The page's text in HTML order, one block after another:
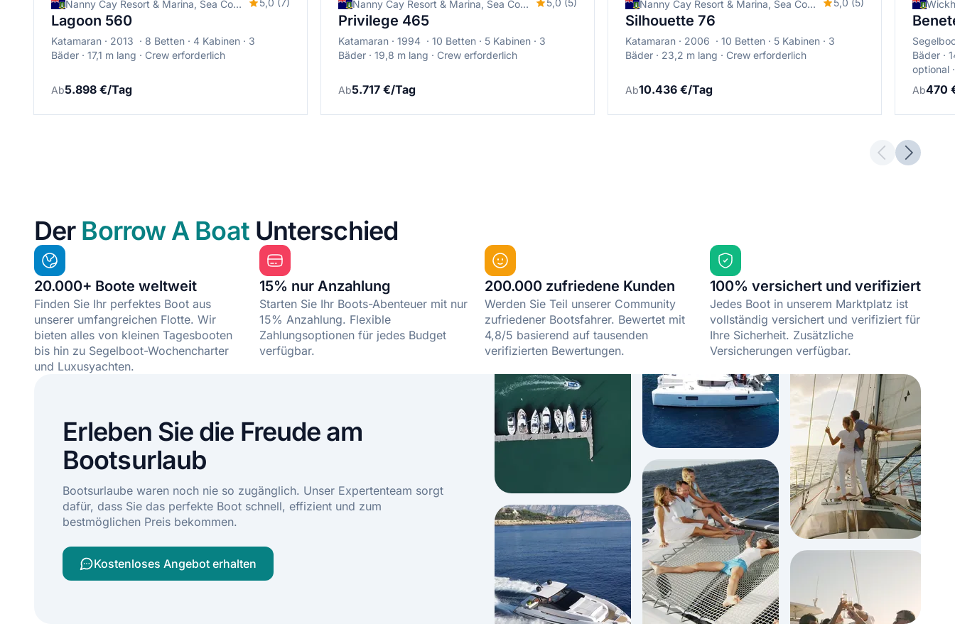
Nanny Cay Resort & Marina, Sea Cows Bay, Britische Jungferninseln 5,0 (7)
Lagoon 560
Katamaran 2013 8 Betten 4 Kabinen
3
Bäder
17,1 m lang Crew erforderlich
Ab5.898 €/Tag
Nanny Cay Resort & Marina, Sea Cows Bay, Britische Jungferninseln 5,0 (5)
Privilege 465
Katamaran 1994 10 Betten 5 Kabinen
3
Bäder
19,8 m lang Crew erforderlich
Ab5.717 €/Tag
Nanny Cay Resort & Marina, Sea Cows Bay, Britische Jungferninseln 5,0 (5)
Silhouette 76
Katamaran 2006 10 Betten 5 Kabinen
3
Bäder
23,2 m lang Crew erforderlich
Ab10.436 €/Tag
Bäder
optional
Ab470
Der Borrow A BoatUnterschied
20.000+ Boote weltweit
Finden Sie Ihr perfektes Boot aus
unserer umfangreichen Flotte. Wir
bieten alles von kleinen Tagesbooten
bis hin zu Segelboot-Wochencharter
und Luxusyachten.
15% nur Anzahlung
Starten Sie Ihr Boots-Abenteuer mit nur
15% Anzahlung. Flexible
Zahlungsoptionen für jedes Budget
verfügbar.
200.000 zufriedene Kunden
Werden Sie Teil unserer Community
zufriedener Bootsfahrer. Bewertet mit
4,8/5 basierend auf tausenden
verifizierten Bewertungen.
100% versichert und verifiziert
Jedes Boot in unserem Marktplatz ist
vollständig versichert und verifiziert für
Ihre Sicherheit. Zusätzliche
Versicherungen verfügbar.
Erleben Sie die Freude am
Bootsurlaub
Bootsurlaube waren noch nie so zugänglich. Unser Expertenteam sorgt
dafür, dass Sie das perfekte Boot schnell, effizient und zum
bestmöglichen Preis bekommen.
Kostenloses Angebot erhalten